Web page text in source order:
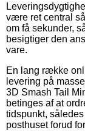
være ret central
om få sekunder,
besigtiger den
vare.
En lang række
levering på
3D Smash Tail
betinges af at
tidspunkt,
posthuset forud